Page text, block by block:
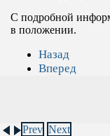
С подробной
в положении.
Назад
Вперед
Prev Next